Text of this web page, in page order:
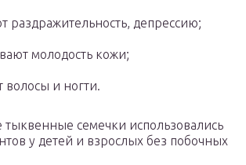
раздражительность, депрессию;
молодость кожи;
волосы и ногти.
семечки использовались
у детей и взрослых без побочных